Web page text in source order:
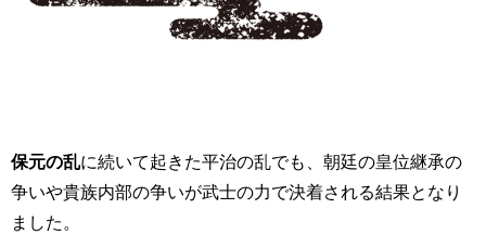
保元の乱に続いて起きた平治の乱でも、朝廷の皇位継承の
争いや貴族内部の争いが武士の力で決着される結果となり
ました。